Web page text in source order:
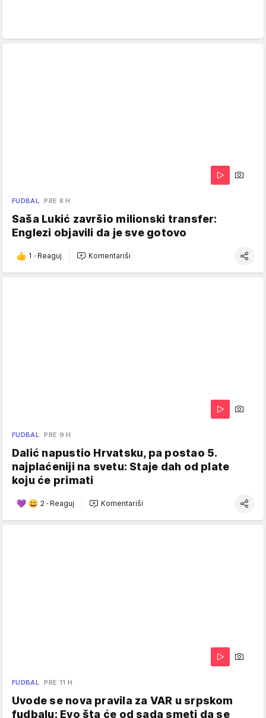
FUDBAL PRE 8 H
Saša Lukić završio milionski transfer:
Englezi objavili da je sve gotovo
1 · Reaguj Komentariši
FUDBAL PRE 9 H
Dalić napustio Hrvatsku, pa postao 5.
najplaćeniji na svetu: Staje dah od plate
koju će primati
2 · Reaguj Komentariši
FUDBAL PRE 11 H
Uvode se nova pravila za VAR u srpskom
fudbalu: Evo šta će od sada smeti da se